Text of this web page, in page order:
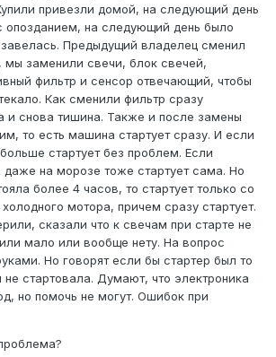
привезли домой, на следующий день
опозданием, на следующий день было
Предыдущий владелец сменил
мы заменили свечи, блок свечей,
фильтр и сенсор отвечающий, чтобы
Как сменили фильтр сразу
и снова тишина. Также и после замены
то есть машина стартует сразу. И если
стартует без проблем. Если
даже на морозе тоже стартует сама. Но
более 4 часов, то стартует только со
мотора, причем сразу стартует.
сказали что к свечам при старте не
или мало или вообще нету. На вопрос
Но говорят если бы стартер был то
стартовала. Думают, что электроника
но помочь не могут. Ошибок при